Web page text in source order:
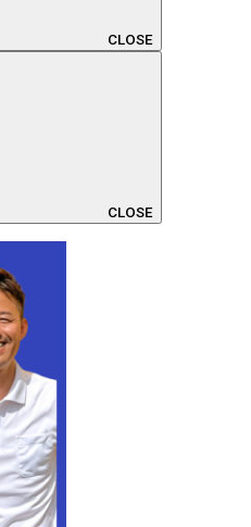
CLOSE
CLOSE